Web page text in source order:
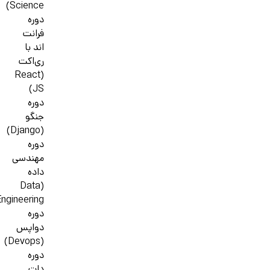
Science)
دوره
فرانت
اند با
ری‌اکت
(React
JS)
دوره
جنگو
(Django)
دوره
مهندسی
داده
(Data
دوره
دواپس
(Devops)
دوره